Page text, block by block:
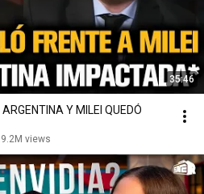
35:46
Y MILEI QUEDÓ
9.2M views